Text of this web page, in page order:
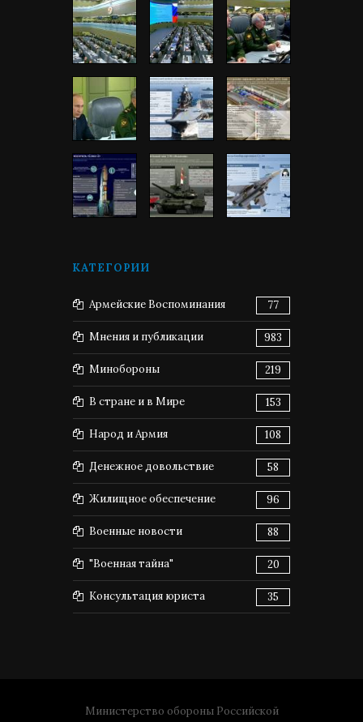
КАТЕГОРИИ
Армейские Воспоминания 77
Мнения и публикации 983
Минобороны 219
В стране и в Мире 153
Народ и Армия 108
Денежное довольствие 58
Жилищное обеспечение 96
Военные новости 88
"Военная тайна" 20
Консультация юриста 35
Министерство обороны Российской